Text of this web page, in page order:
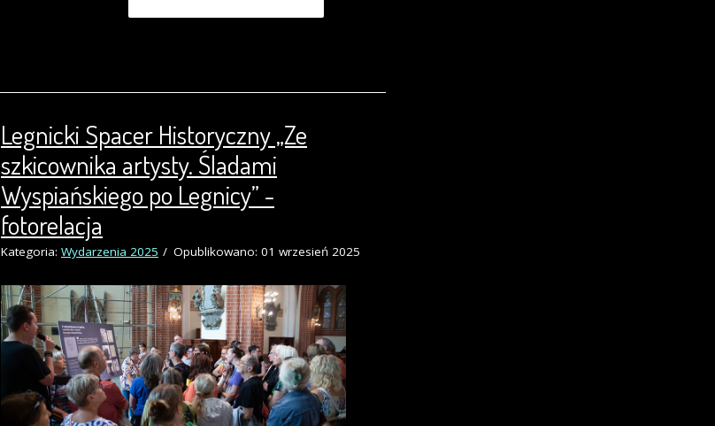
Legnicki Spacer Historyczny „Ze
szkicownika artysty. Śladami
Wyspiańskiego po Legnicy” -
fotorelacja
Kategoria: Wydarzenia 2025 Opublikowano: 01 wrzesień 2025